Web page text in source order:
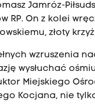
Jamróz-
RP. On z kolei
złoty krzyż
wzruszenia
wysłuchać
Miejskiego
Kocjana, nie